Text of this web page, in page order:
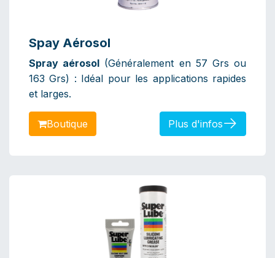
Spay Aérosol
Spray aérosol (Généralement en 57 Grs ou
163 Grs) : Idéal pour les applications rapides
et larges.
Bout​​​​​​ique Plus d'infos